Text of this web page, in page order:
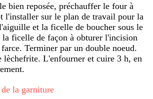
bien reposée, préchauffer le four à
l'installer sur le plan de travail pour la
et la ficelle de boucher sous le
ficelle de façon à obturer l'incision
Terminer par un double noeud.
lèchefrite. L'enfourner et cuire 3 h, en
la garniture